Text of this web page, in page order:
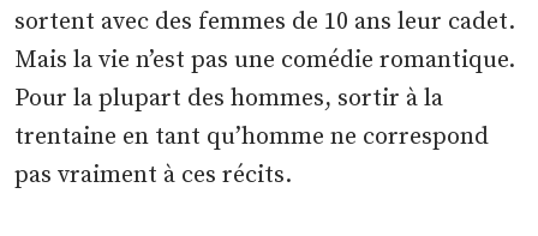
sortent avec des femmes de 10 ans leur cadet.
Mais la vie n’est pas une comédie romantique.
Pour la plupart des hommes, sortir à la
trentaine en tant qu’homme ne correspond
pas vraiment à ces récits.